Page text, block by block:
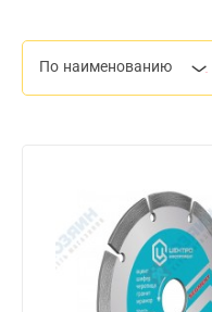
По наименованию